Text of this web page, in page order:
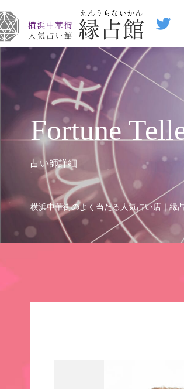
Fortune
占い師詳細
横浜中華街のよく当たる人気占い店｜縁